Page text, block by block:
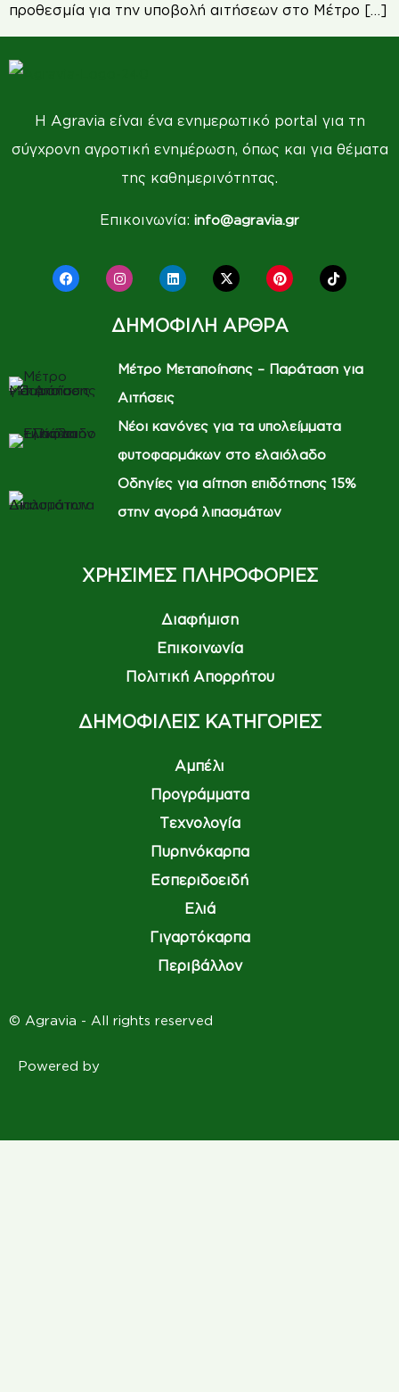
προθεσμία για την υποβολή αιτήσεων στο Μέτρο […]
Η Agravia είναι ένα ενημερωτικό portal για τη
σύγχρονη αγροτική ενημέρωση, όπως και για θέματα
της καθημερινότητας.
Επικοινωνία: info@agravia.gr
ΔΗΜΟΦΙΛΗ ΑΡΘΡΑ
Μέτρο Μεταποίησης – Παράταση για
Αιτήσεις
Νέοι κανόνες για τα υπολείμματα
φυτοφαρμάκων στο ελαιόλαδο
Οδηγίες για αίτηση επιδότησης 15%
στην αγορά λιπασμάτων
ΧΡΗΣΙΜΕΣ ΠΛΗΡΟΦΟΡΙΕΣ
Διαφήμιση
Επικοινωνία
Πολιτική Απορρήτου
ΔΗΜΟΦΙΛΕΙΣ ΚΑΤΗΓΟΡΙΕΣ
Αμπέλι
Προγράμματα
Τεχνολογία
Πυρηνόκαρπα
Εσπεριδοειδή
Ελιά
Γιγαρτόκαρπα
Περιβάλλον
© Agravia - All rights reserved
Powered by